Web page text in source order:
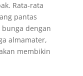
Rata-rata
pantas
dengan
almamater,
membikin